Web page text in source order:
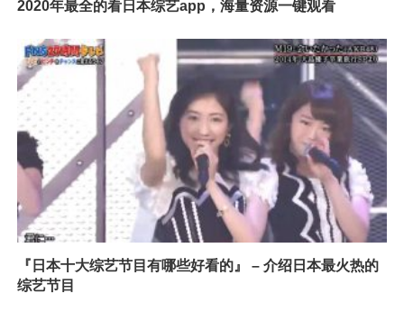
2020年最全的看日本综艺app，海量资源一键观看
『日本十大综艺节目有哪些好看的』 – 介绍日本最火热的
综艺节目